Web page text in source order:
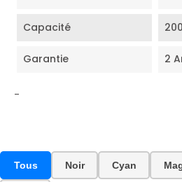
Capacité
Garantie 2
-
Tous Noir Cyan